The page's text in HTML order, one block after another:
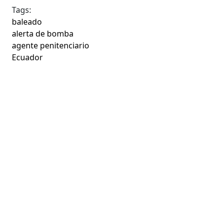
Tags:
baleado
alerta de bomba
agente penitenciario
Ecuador